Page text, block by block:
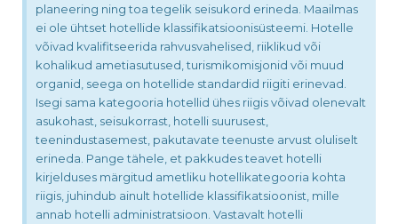
planeering ning toa tegelik seisukord erineda. Maailmas
ei ole ühtset hotellide klassifikatsioonisüsteemi. Hotelle
võivad kvalifitseerida rahvusvahelised, riiklikud või
kohalikud ametiasutused, turismikomisjonid või muud
organid, seega on hotellide standardid riigiti erinevad.
Isegi sama kategooria hotellid ühes riigis võivad olenevalt
asukohast, seisukorrast, hotelli suurusest,
teenindustasemest, pakutavate teenuste arvust oluliselt
erineda. Pange tähele, et pakkudes teavet hotelli
kirjelduses märgitud ametliku hotellikategooria kohta
riigis, juhindub ainult hotellide klassifikatsioonist, mille
annab hotelli administratsioon. Vastavalt hotelli